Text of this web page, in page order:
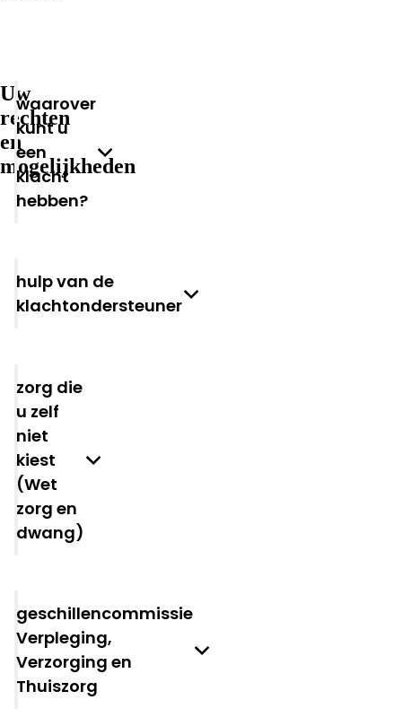
Uw
rechten
en
mogelijkheden
Waarover
kunt u
een
klacht
hebben?
Hulp van de
klachtondersteuner
Zorg die
u zelf
niet
kiest
(Wet
zorg en
dwang)
Geschillencommissie
Verpleging,
Verzorging en
Thuiszorg